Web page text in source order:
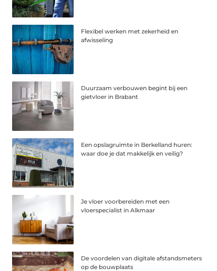
Flexibel werken met zekerheid en
afwisseling
Duurzaam verbouwen begint bij een
gietvloer in Brabant
Een opslagruimte in Berkelland huren:
waar doe je dat makkelijk en veilig?
Je vloer voorbereiden met een
vloerspecialist in Alkmaar
De voordelen van digitale afstandsmeters
op de bouwplaats